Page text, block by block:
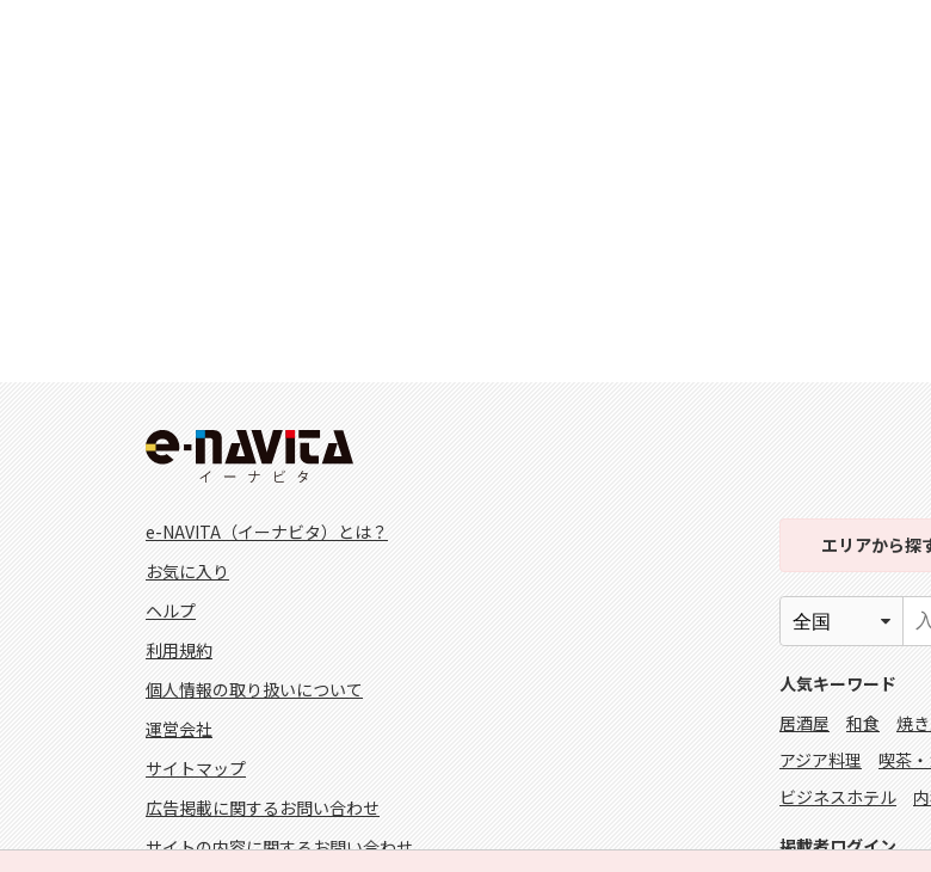
e-NAVITA（イーナビタ）とは？
お気に入り
ヘルプ
利用規約
個人情報の取り扱いについて
運営会社
サイトマップ
広告掲載に関するお問い合わせ
サイトの内容に関するお問い合わせ
エリアから探
人気キーワード
居酒屋
和食 焼
アジア料理
喫茶
ビジネスホテル
掲載者ログイン